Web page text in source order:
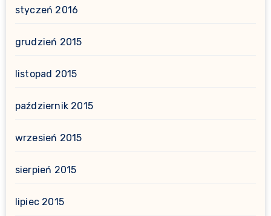
styczeń 2016
grudzień 2015
listopad 2015
październik 2015
wrzesień 2015
sierpień 2015
lipiec 2015